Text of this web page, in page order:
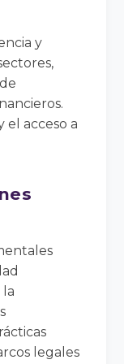
y
el acceso a
legales